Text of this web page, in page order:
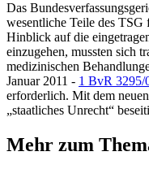
Das
wesentliche Teile des
Hinblick auf die
einzugehen, mussten sich
medizinischen
Januar 2011 - 1 BvR 3295/
erforderlich. Mit dem
„staatliches Unrecht“
Mehr zum